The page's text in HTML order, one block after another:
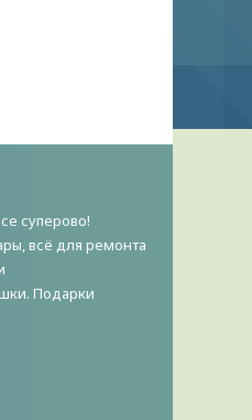
суперово!
всё для ремонта
Подарки